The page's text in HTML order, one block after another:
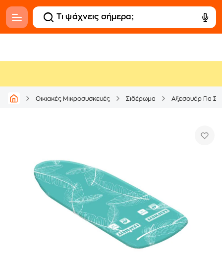
Οικιακές Μικροσυσκευές Σιδέρωμα Αξεσουάρ Για